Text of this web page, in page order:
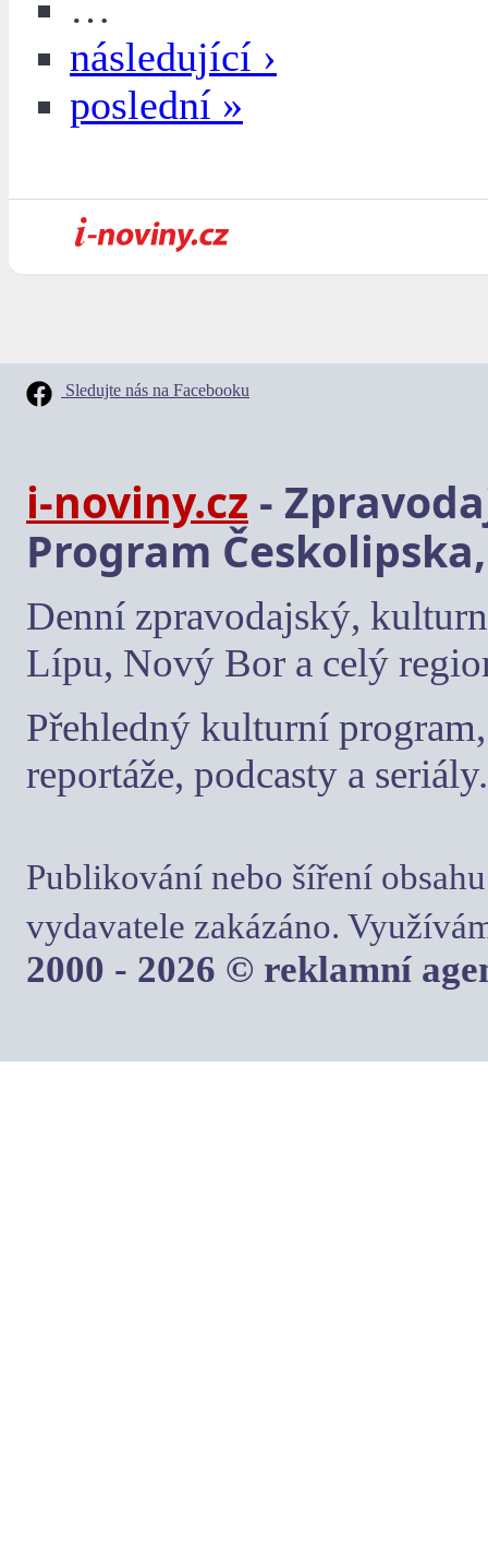
…
následující ›
poslední »
Sledujte nás na Facebooku
i-noviny.cz -
Program
Denní zpravodajský,
Lípu, Nový Bor a celý
Přehledný kulturní
reportáže, podcasty a seriály.
Publikování nebo šíření
vydavatele zakázáno.
2000 - 2026 © reklamní